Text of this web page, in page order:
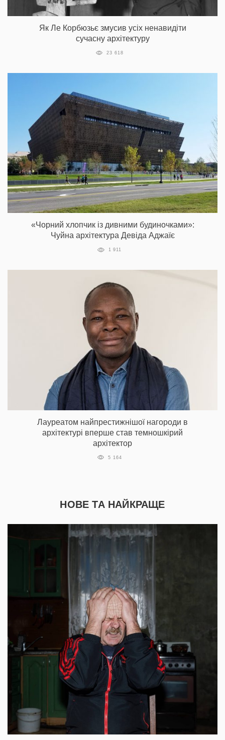
Як Ле Корбюзьє змусив усіх ненавидіти
сучасну архітектуру
23 618
«Чорний хлопчик із дивними будиночками»:
Чуйна архітектура Девіда Аджаїє
1 911
Лауреатом найпрестижнішої нагороди в
архітектурі вперше став темношкірий
архітектор
5 164
НОВЕ ТА НАЙКРАЩЕ